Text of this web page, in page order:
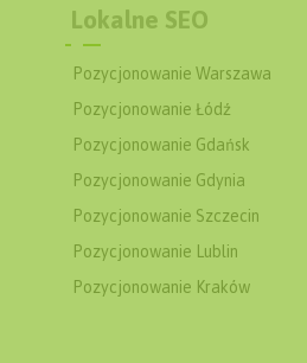
Lokalne SEO
Pozycjonowanie Warszawa
Pozycjonowanie Łódź
Pozycjonowanie Gdańsk
Pozycjonowanie Gdynia
Pozycjonowanie Szczecin
Pozycjonowanie Lublin
Pozycjonowanie Kraków